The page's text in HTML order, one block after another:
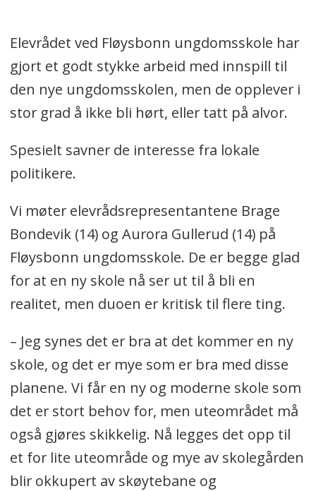
Elevrådet ved Fløysbonn ungdomsskole har
gjort et godt stykke arbeid med innspill til
den nye ungdomsskolen, men de opplever i
stor grad å ikke bli hørt, eller tatt på alvor.
Spesielt savner de interesse fra lokale
politikere.
Vi møter elevrådsrepresentantene Brage
Bondevik (14) og Aurora Gullerud (14) på
Fløysbonn ungdomsskole. De er begge glad
for at en ny skole nå ser ut til å bli en
realitet, men duoen er kritisk til flere ting.
– Jeg synes det er bra at det kommer en ny
skole, og det er mye som er bra med disse
planene. Vi får en ny og moderne skole som
det er stort behov for, men uteområdet må
også gjøres skikkelig. Nå legges det opp til
et for lite uteområde og mye av skolegården
blir okkupert av skøytebane og